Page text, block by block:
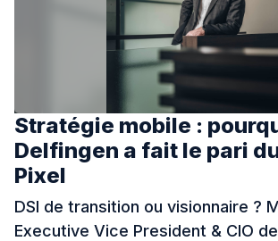
À propos
Stratégie mobile :
Delfingen a fait le pari
Pixel
DSI de transition ou visionnaire ?
Executive Vice President & CIO